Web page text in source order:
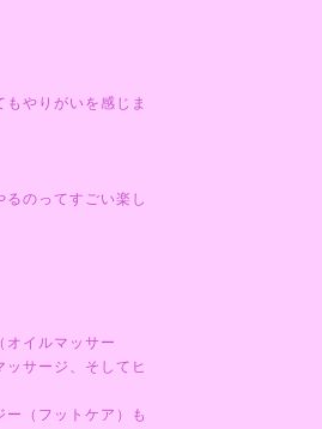
やりがいを感じま
のってすごい楽し
オイルマッサー
サージ、そしてヒ
（フットケア）も